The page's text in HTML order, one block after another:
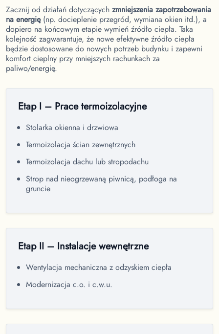
Zacznij od działań dotyczących zmniejszenia zapotrzebowania
na energię(np. docieplenie przegród, wymiana okien itd.), a
dopiero na końcowym etapie wymień źródło ciepła. Taka
kolejność zagwarantuje, że nowe efektywne źródło ciepła
będzie dostosowane do nowych potrzeb budynku i zapewni
komfort cieplny przy mniejszych rachunkach za
paliwo/energię.
Etap I – Prace termoizolacyjne
Stolarka okienna i drzwiowa
Termoizolacja ścian zewnętrznych
Termoizolacja dachu lub stropodachu
Strop nad nieogrzewaną piwnicą, podłoga na
gruncie
Etap II – Instalacje wewnętrzne
Wentylacja mechaniczna z odzyskiem ciepła
Modernizacja c.o. i c.w.u.